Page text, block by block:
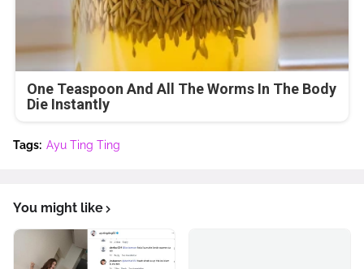
One Teaspoon And All The Worms In The Body
Die Instantly
Tags: Ayu Ting Ting
You might like